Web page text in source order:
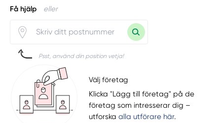
Få hjälp eller
Psst, använd din position vetja!
Välj företag
Klicka "Lägg till företag" på de
företag som intresserar dig –
utforskaalla utförare här.